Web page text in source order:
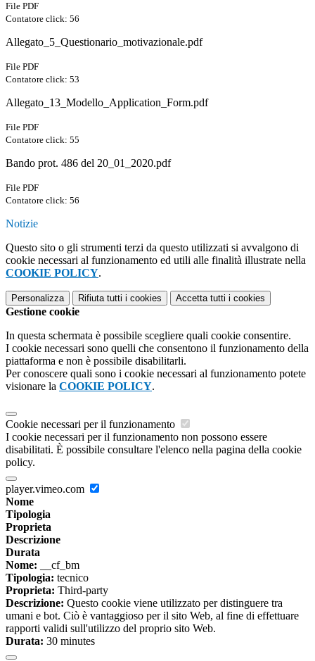
File PDF
Contatore click: 56
Allegato_5_Questionario_motivazionale.pdf
File PDF
Contatore click: 53
Allegato_13_Modello_Application_Form.pdf
File PDF
Contatore click: 55
Bando prot. 486 del 20_01_2020.pdf
File PDF
Contatore click: 56
Notizie
Questo sito o gli strumenti terzi da questo utilizzati si avvalgono di
cookie necessari al funzionamento ed utili alle finalità illustrate nella
COOKIE POLICY.
Personalizza Rifiuta tutti i cookies Accetta tutti i cookies
Gestione cookie
In questa schermata è possibile scegliere quali cookie consentire.
I cookie necessari sono quelli che consentono il funzionamento della
piattaforma e non è possibile disabilitarli.
Per conoscere quali sono i cookie necessari al funzionamento potete
visionare la COOKIE POLICY.
Cookie necessari per il funzionamento
I cookie necessari per il funzionamento non possono essere
disabilitati. È possibile consultare l'elenco nella pagina della cookie
policy.
player.vimeo.com
Nome
Tipologia
Proprieta
Descrizione
Durata
Nome: __cf_bm
Tipologia: tecnico
Proprieta: Third-party
Descrizione: Questo cookie viene utilizzato per distinguere tra
umani e bot. Ciò è vantaggioso per il sito Web, al fine di effettuare
rapporti validi sull'utilizzo del proprio sito Web.
Durata: 30 minutes